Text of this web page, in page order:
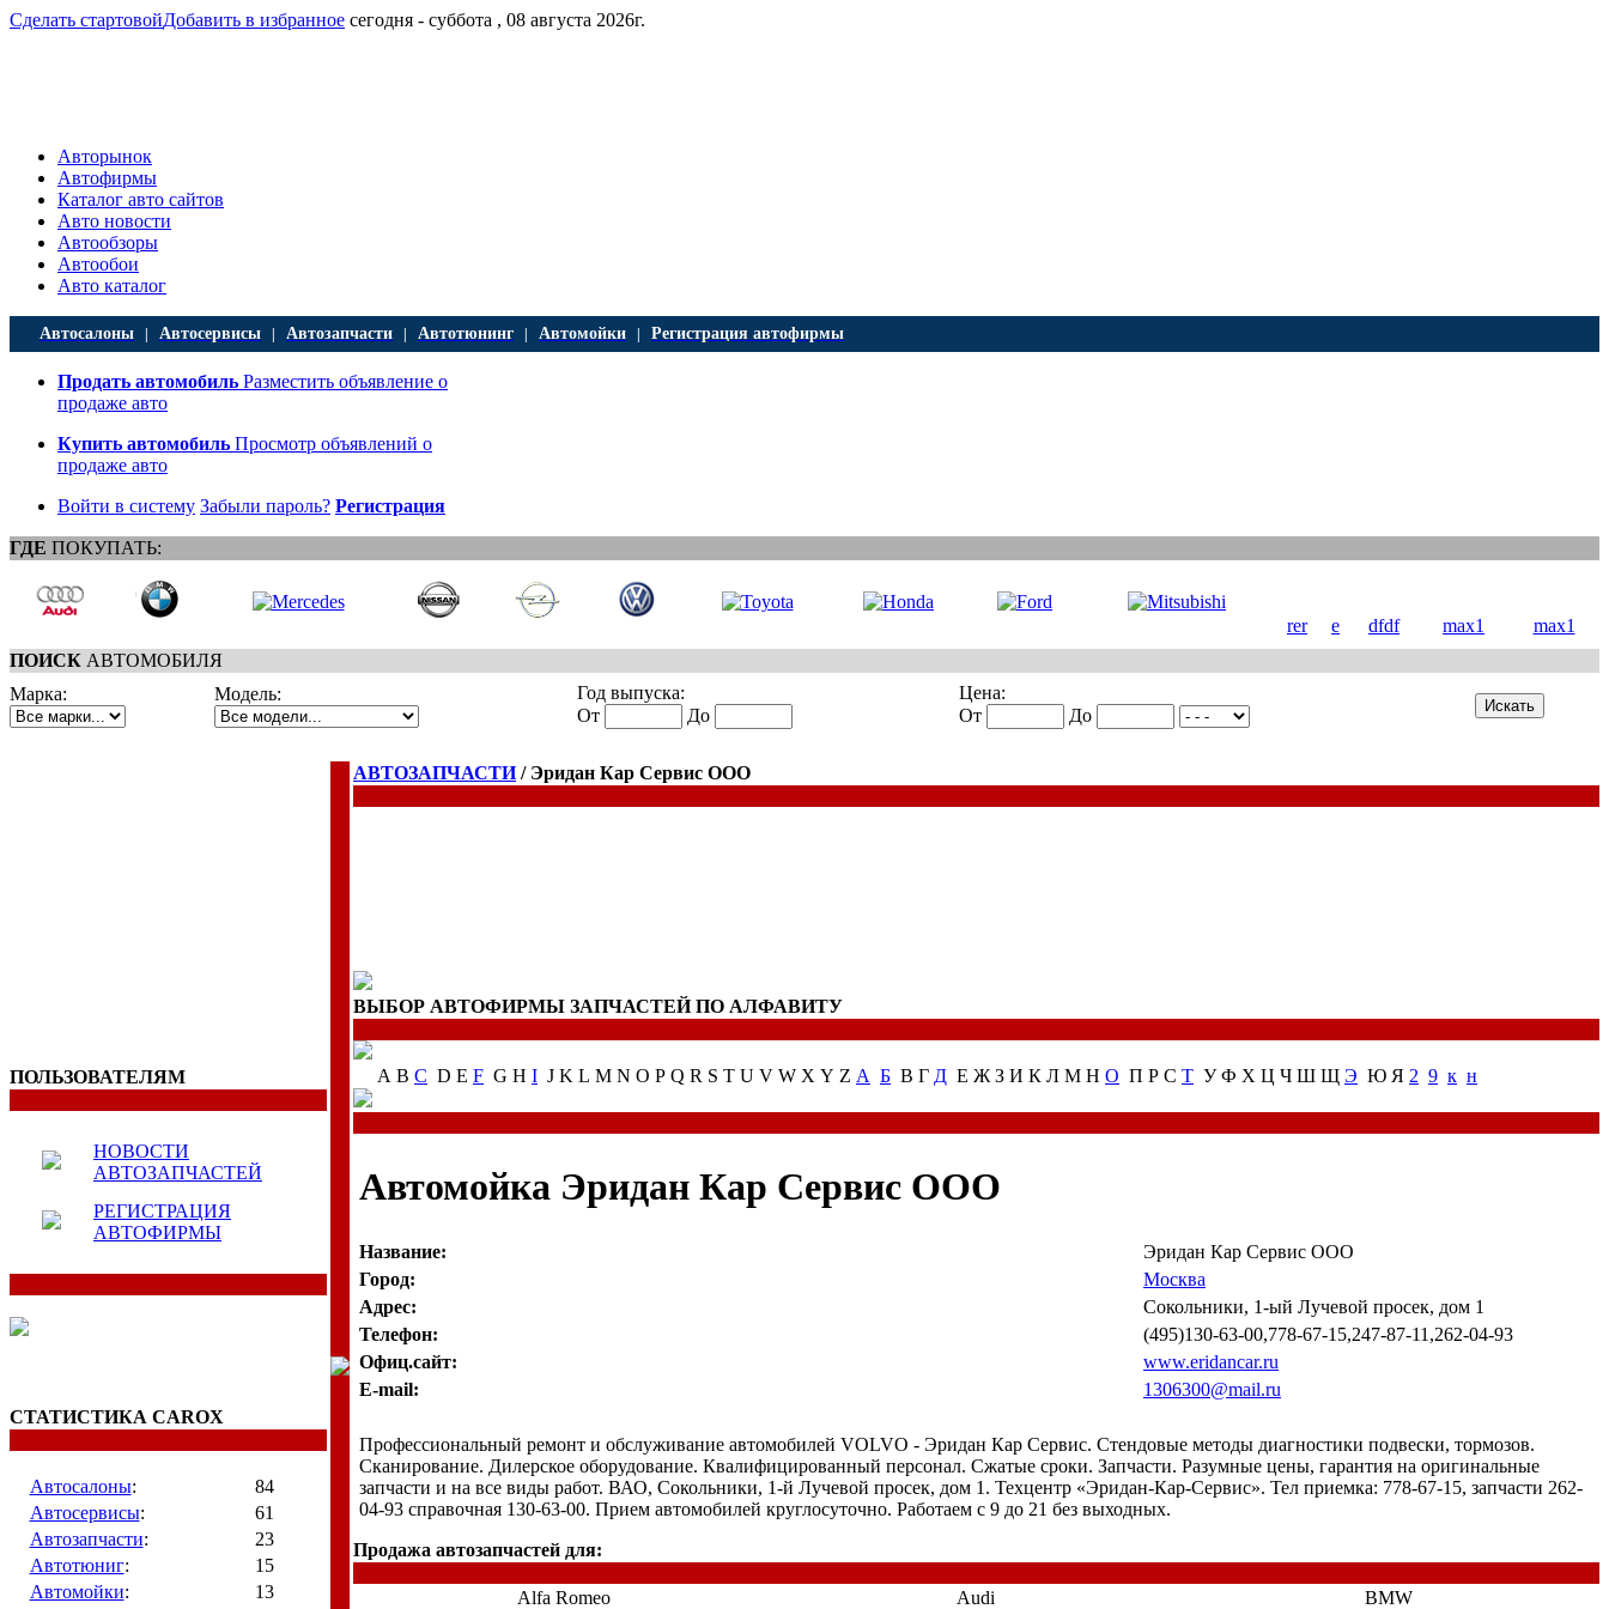
Сделать стартовойДобавить в избранное сегодня - суббота , 08 августа 2026г.
Авторынок
Автофирмы
Каталог авто сайтов
Авто новости
Автообзоры
Автообои
Авто каталог
Автосалоны Автосервисы Автозапчасти Автотюнинг Автомойки Регистрация автофирмы
Продать автомобиль Разместить объявление о
продаже авто
Купить автомобиль Просмотр объявлений о
продаже авто
Войти в систему Забыли пароль? Регистрация
ГДЕ ПОКУПАТЬ:
rer e dfdf max1
max1
ПОИСК АВТОМОБИЛЯ
Марка:
Модель:
Год выпуска:
От
До
Цена:
От
До
ПОЛЬЗОВАТЕЛЯМ
НОВОСТИ
АВТОЗАПЧАСТЕЙ
РЕГИСТРАЦИЯ
АВТОФИРМЫ
СТАТИСТИКА CAROX
Автосалоны:
84
Автосервисы:
61
Автозапчасти:
23
Автотюниг:
15
Автомойки:
13
АВТОЗАПЧАСТИ/ Эридан Кар Сервис ООО
ВЫБОР АВТОФИРМЫ ЗАПЧАСТЕЙ ПО АЛФАВИТУ
A B C D E F G H I J K L M N O P Q R S T U V W X Y Z А Б В Г Д Е Ж З И К Л М Н О П Р С Т У Ф Х Ц Ч Ш Щ Э Ю Я 2 9 к н
Автомойка Эридан Кар Сервис ООО
Название:
Эридан Кар Сервис ООО
Город:
Москва
Адрес:
Сокольники, 1-ый Лучевой просек, дом 1
Телефон:
(495)130-63-00,778-67-15,247-87-11,262-04-93
Офиц.сайт:
www.eridancar.ru
E-mail:
1306300@mail.ru
Профессиональный ремонт и обслуживание автомобилей VOLVO - Эридан Кар Сервис. Стендовые методы диагностики подвески, тормозов.
Сканирование. Дилерское оборудование. Квалифицированный персонал. Сжатые сроки. Запчасти. Разумные цены, гарантия на оригинальные
запчасти и на все виды работ. ВАО, Сокольники, 1-й Лучевой просек, дом 1. Техцентр «Эридан-Кар-Сервис». Тел приемка: 778-67-15, запчасти 262-
04-93 справочная 130-63-00. Прием автомобилей круглосуточно. Работаем с 9 до 21 без выходных.
Продажа автозапчастей для:
Alfa Romeo Audi BMW